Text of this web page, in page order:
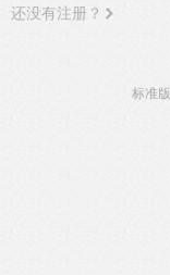
还没有注册？
标准版